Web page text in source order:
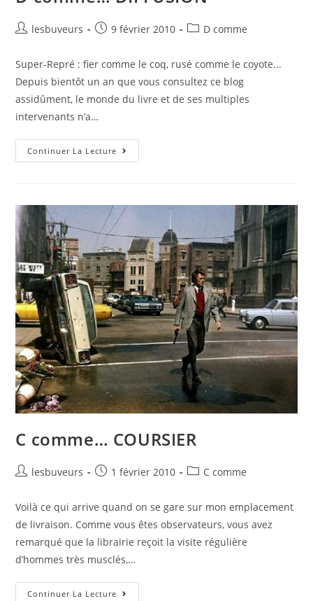
lesbuveurs 9 février 2010 D comme
Super-Repré : fier comme le coq, rusé comme le coyote...
Depuis bientôt un an que vous consultez ce blog
assidûment, le monde du livre et de ses multiples
intervenants n’a…
Continuer La Lecture
C comme… COURSIER
lesbuveurs 1 février 2010 C comme
Voilà ce qui arrive quand on se gare sur mon emplacement
de livraison. Comme vous êtes observateurs, vous avez
remarqué que la librairie reçoit la visite régulière
d’hommes très musclés,…
Continuer La Lecture